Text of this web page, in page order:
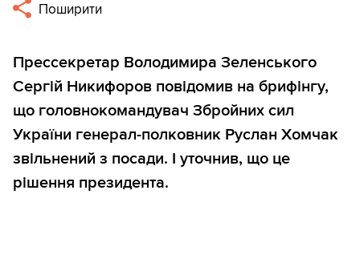
Поширити
Прессекретар Володимира Зеленського
Сергій Никифоров повідомив на брифінгу,
що головнокомандувач Збройних сил
України генерал-полковник Руслан Хомчак
звільнений з посади. І уточнив, що це
рішення президента.